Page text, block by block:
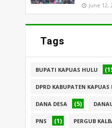
June 12,
Tags
BUPATI KAPUAS HULU
DPRD KABUPATEN KAPUAS
DANA DESA (5)
PNS (1) PERGUB